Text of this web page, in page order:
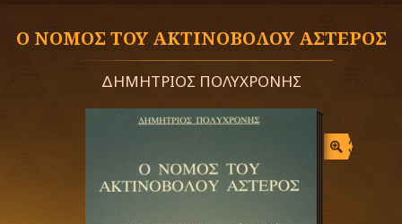
Ο ΝΟΜΟΣ ΤΟΥ ΑΚΤΙΝΟΒΟΛΟΥ ΑΣΤΕΡΟΣ
ΔΗΜΗΤΡΙΟΣ ΠΟΛΥΧΡΟΝΗΣ